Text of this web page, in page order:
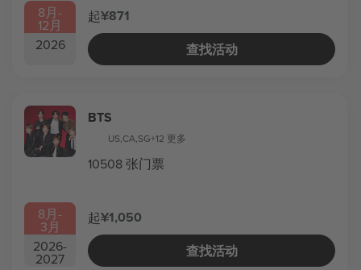
8月-
12月
2026
起¥871
查找活动
8月-
3月
2026-
2027
BTS
US,CA,SG+12 更多
10508 张门票
起¥1,050
查找活动